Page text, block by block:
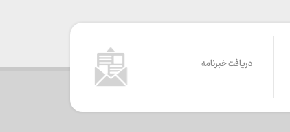
دریافت خبرنامه